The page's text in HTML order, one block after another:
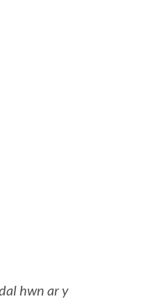
hwn ar y